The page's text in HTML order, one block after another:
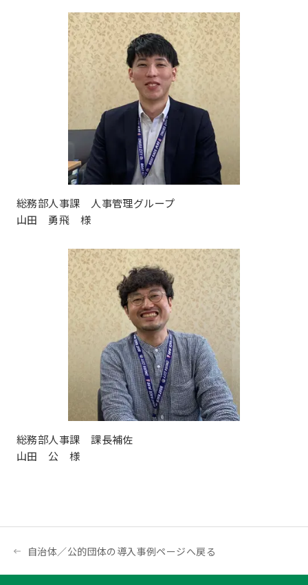
総務部人事課 人事管理グループ
山田 勇飛 様
総務部人事課 課長補佐
山田 公 様
自治体／公的団体の導入事例ページへ戻る